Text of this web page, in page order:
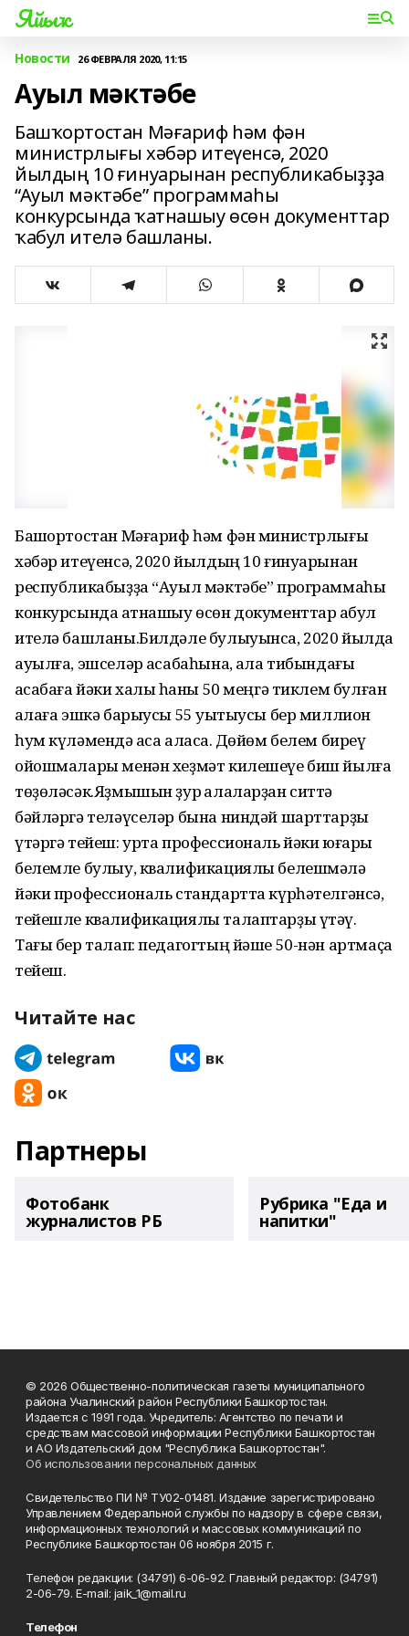
Яйыҡ
Новости 26 ФЕВРАЛЯ 2020, 11:15
Ауыл мәктәбе
Башҡортостан Мәғариф һәм фән
министрлығы хәбәр итеүенсә, 2020
йылдың 10 ғинуарынан республикабыҙҙа
“Ауыл мәктәбе” программаһы
конкурсында ҡатнашыу өсөн документтар
ҡабул ителә башланы.
Башҡортостан Мәғариф һәм фән министрлығы
хәбәр итеүенсә, 2020 йылдың 10 ғинуарынан
республикабыҙҙа “Ауыл мәктәбе” программаһы
конкурсында ҡатнашыу өсөн документтар ҡабул
ителә башланы.Билдәле булыуынса, 2020 йылда
ауылға, эшселәр ҡасабаһына, ҡала тибындағы
ҡасабаға йәки халыҡ һаны 50 меңгә тиклем булған
ҡалаға эшкә барыусы 55 уҡытыусы бер миллион
һум күләмендә аҡса аласаҡ. Дөйөм белем биреү
ойошмалары менән хеҙмәт килешеүе биш йылға
төҙөләсәк.Яҙмышын ҙур ҡалаларҙан ситтә
бәйләргә теләүселәр бына ниндәй шарттарҙы
үтәргә тейеш: урта профессиональ йәки юғары
белемле булыу, квалификациялы белешмәлә
йәки профессиональ стандартта күрһәтелгәнсә,
тейешле квалификациялы талаптарҙы үтәү.
Тағы бер талап: педагогтың йәше 50-нән артмаҫҡа
тейеш.
Читайте нас
Партнеры
Фотобанк
журналистов РБ
Рубрика "Еда и
напитки"
© 2026 Общественно-политическая газеты муниципального
района Учалинский район Республики Башкортостан.
Издается с 1991 года. Учредитель: Агентство по печати и
средствам массовой информации Республики Башкортостан
и АО Издательский дом "Республика Башкортостан".
Об использовании персональных данных
Свидетельство ПИ № ТУ02-01481. Издание зарегистрировано
Управлением Федеральной службы по надзору в сфере связи,
информационных технологий и массовых коммуникаций по
Республике Башкортостан 06 ноября 2015 г.
Телефон редакции: (34791) 6-06-92. Главный редактор: (34791)
2-06-79. Е-mаil: jaik_1@mail.ru
Телефон